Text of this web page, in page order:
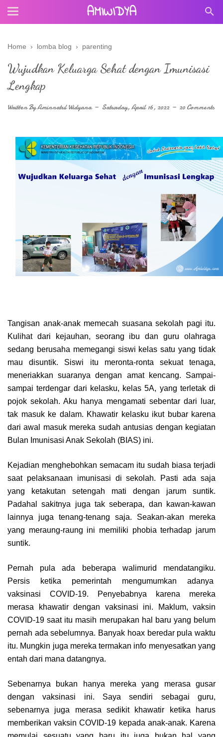
AMIWIDYA
Home › lomba blog › parenting
Wujudkan Keluarga Sehat dengan Imunisasi
Lengkap
Written ByAminnatul Widyana Saturday, April 16, 2022 20 Comments
Tangisan anak-anak memecah suasana sekolah pagi itu.
Kulihat dari kejauhan, seorang ibu dan guru olahraga
sedang berusaha memegangi siswi kelas satu yang tidak
mau disuntik. Siswi itu meronta-ronta sekuat tenaga,
meneriakkan suaranya dengan amat kencang. Sampai-
sampai terdengar dari kelasku, kelas 5A, yang terletak di
pojok sekolah. Aku hanya mengamati sebentar dari luar,
tak masuk ke dalam. Khawatir kelasku ikut bubar karena
dari awal masuk mereka sudah antusias dengan kegiatan
Bulan Imunisasi Anak Sekolah (BIAS) ini.
Kejadian menghebohkan semacam itu sudah biasa terjadi
saat pelaksanaan imunisasi di sekolah. Pasti ada saja
yang ketakutan setengah mati dengan jarum suntik.
Padahal sakitnya juga tak seberapa, dan kawan-kawan
lainnya juga tenang-tenang saja. Seakan-akan mereka
yang meraung-raung ini memiliki phobia terhadap jarum
suntik.
Pernah pula ada beberapa walimurid mendatangiku.
Persis ketika pemerintah mengumumkan adanya
vaksinasi COVID-19. Penyebabnya karena mereka
merasa khawatir dengan vaksinasi ini. Maklum, vaksin
COVID-19 saat itu masih merupakan hal baru yang belum
pernah ada sebelumnya. Banyak hoax beredar pula waktu
itu. Mungkin juga mereka termakan info menyesatkan yang
entah dari mana datangnya.
Sebenarnya bukan hanya mereka yang merasa gusar
dengan vaksinasi ini. Saya sendiri sebagai guru,
sebenarnya juga merasa sedikit khawatir ketika harus
memberikan vaksin COVID-19 kepada anak-anak. Karena